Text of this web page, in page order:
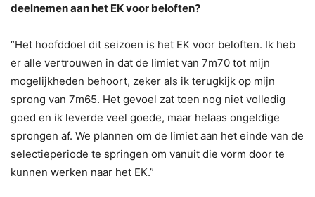
deelnemen aan het EK voor beloften?
“Het hoofddoel dit seizoen is het EK voor beloften. Ik heb
er alle vertrouwen in dat de limiet van 7m70 tot mijn
mogelijkheden behoort, zeker als ik terugkijk op mijn
sprong van 7m65. Het gevoel zat toen nog niet volledig
goed en ik leverde veel goede, maar helaas ongeldige
sprongen af. We plannen om de limiet aan het einde van de
selectieperiode te springen om vanuit die vorm door te
kunnen werken naar het EK.”